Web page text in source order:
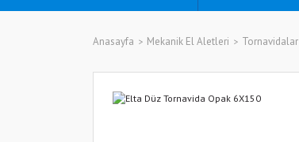
Anasayfa Mekanik El Aletleri Tornavidalar